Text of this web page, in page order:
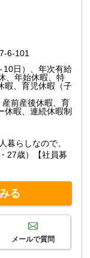
6-101
10日）、年次有給
、年始休暇、特
暇、育児休暇（子
前産後休暇、育
休暇、連続休暇制
暮らしなので、
27歳）【社員募
る
メールで質問